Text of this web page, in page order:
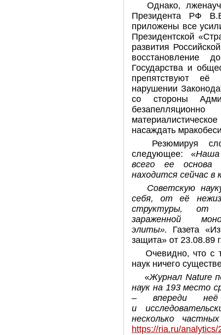
Однако,
Президента РФ
приложены все
Президентской
развития
восстановление
Государства и
препятствуют её
нарушении
со стороны
насаждать
Резюмируя
следующее: «Наша
всего ее основа
находится сейчас в
Советскую
себя, от её
структуры, от
зараженной
элиты». Газета
защита» от 23.08.89
Очевидно, что с
наук ничего
«Журнал Nature
наук на 193 место
– впереди неё
и
несколько
https://ria.ru/